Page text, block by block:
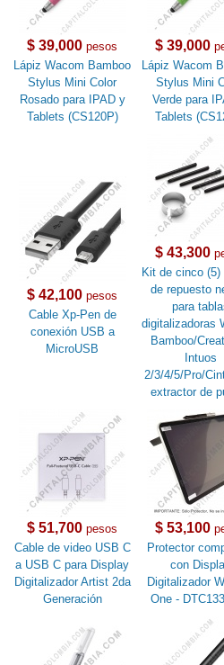
$ 39,000 pesos
Lápiz Wacom Bamboo
Stylus Mini Color
Rosado para IPAD y
Tablets (CS120P)
$ 39,000
Lápiz Wacom
Stylus Mini
Verde para
Tablets
$ 42,100 pesos
Cable Xp-Pen de
conexión USB a
MicroUSB
$ 43,300
Kit de cinco (5)
de repuesto
para
digitalizadoras
Bamboo/
Intuos
2/3/4/5/Pro/
extractor de
$ 51,700 pesos
Cable de video USB C
a USB C para Display
Digitalizador Artist 2da
Generación
$ 53,100
Protector
con
Digitalizador
One -